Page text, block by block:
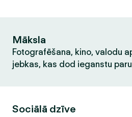
Māksla
Fotografēšana, kino, valodu
jebkas, kas dod ieganstu
Sociālā dzīve